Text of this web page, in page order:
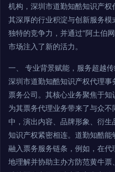
机构，深圳市道勤知酷知识产
其深厚的行业积淀与创新服务
独特的竞争力，并通过“阿土伯
市场注入了新的活力。
一、 专业背景赋能，服务超越
深圳市道勤知酷知识产权代理
票务公司。其核心业务聚焦于
为其票务代理业务带来了与众
中，演出内容、品牌形象、衍
知识产权紧密相连。道勤知酷
融入票务服务链条，例如，在
地理解并协助主办方防范黄牛